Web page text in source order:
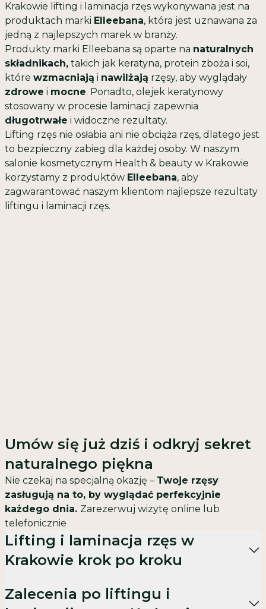
Krakowie lifting i laminacja rzęs wykonywana jest na
produktach marki Elleebana, która jest uznawana za
jedną z najlepszych marek w branży.
Produkty marki Elleebana są oparte na naturalnych
składnikach, takich jak keratyna, protein zboża i soi,
które wzmacniają i nawilżają rzęsy, aby wyglądały
zdrowe i mocne. Ponadto, olejek keratynowy
stosowany w procesie laminacji zapewnia
długotrwałe i widoczne rezultaty.
Lifting rzęs nie osłabia ani nie obciąża rzęs, dlatego jest
to bezpieczny zabieg dla każdej osoby. W naszym
salonie kosmetycznym Health & beauty w Krakowie
korzystamy z produktów Elleebana, aby
zagwarantować naszym klientom najlepsze rezultaty
liftingu i laminacji rzęs.
Umów się już dziś i odkryj sekret
naturalnego piękna
Nie czekaj na specjalną okazję – Twoje rzęsy
zasługują na to, by wyglądać perfekcyjnie
każdego dnia. Zarezerwuj wizytę online lub
telefonicznie
Lifting i laminacja rzęs w
Krakowie krok po kroku
Demakijaż oka : Aby przygotować oko do zabiegu,
pierwszym krokiem jest delikatne usunięcie makijażu
Zalecenia po liftingu i